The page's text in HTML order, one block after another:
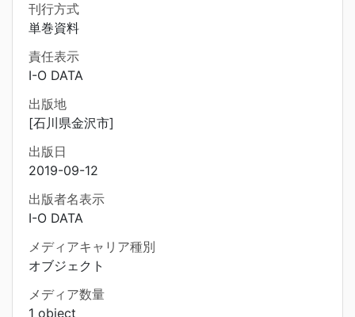
刊行方式
単巻資料
責任表示
I-O DATA
出版地
[石川県金沢市]
出版日
2019-09-12
出版者名表示
I-O DATA
メディアキャリア種別
オブジェクト
メディア数量
1 object